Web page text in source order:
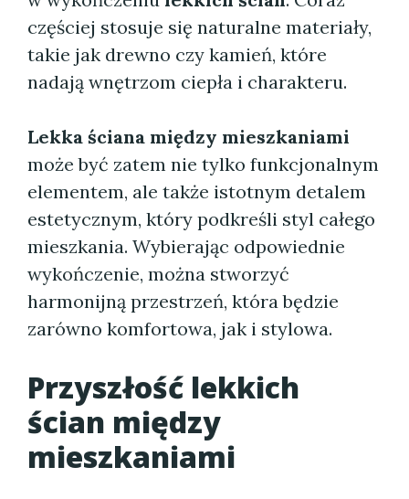
częściej stosuje się naturalne materiały,
takie jak drewno czy kamień, które
nadają wnętrzom ciepła i charakteru.
Lekka ściana między mieszkaniami
może być zatem nie tylko funkcjonalnym
elementem, ale także istotnym detalem
estetycznym, który podkreśli styl całego
mieszkania. Wybierając odpowiednie
wykończenie, można stworzyć
harmonijną przestrzeń, która będzie
zarówno komfortowa, jak i stylowa.
Przyszłość lekkich
ścian między
mieszkaniami